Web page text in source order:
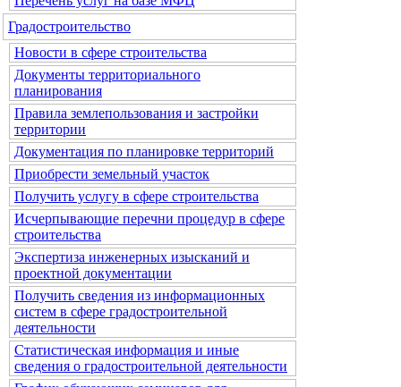
Градостроительство
Новости в сфере строительства
Документы территориального
планирования
Правила землепользования и застройки
территории
Документация по планировке территорий
Приобрести земельный участок
Получить услугу в сфере строительства
Исчерпывающие перечни процедур в сфере
строительства
Экспертиза инженерных изысканий и
проектной документации
Получить сведения из информационных
систем в сфере градостроительной
деятельности
Статистическая информация и иные
сведения о градостроительной деятельности